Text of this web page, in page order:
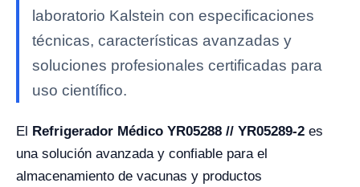
laboratorio Kalstein con especificaciones
técnicas, características avanzadas y
soluciones profesionales certificadas para
uso científico.
El Refrigerador Médico YR05288 // YR05289-2 es
una solución avanzada y confiable para el
almacenamiento de vacunas y productos